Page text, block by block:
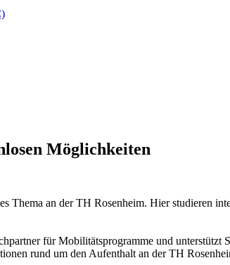
Möglichkeiten
Thema an der TH Rosenheim. Hier studieren
für Mobilitätsprogramme und unterstützt
rund um den Aufenthalt an der TH